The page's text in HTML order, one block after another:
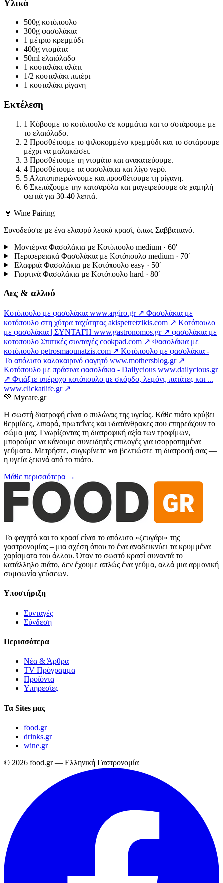
Υλικά
500g κοτόπουλο
300g φασολάκια
1 μέτριο κρεμμύδι
400g ντομάτα
50ml ελαιόλαδο
1 κουταλάκι αλάτι
1/2 κουταλάκι πιπέρι
1 κουταλάκι ρίγανη
Εκτέλεση
1 Κόβουμε το κοτόπουλο σε κομμάτια και το σοτάρουμε με
το ελαιόλαδο.
2 Προσθέτουμε το ψιλοκομμένο κρεμμύδι και το σοτάρουμε
μέχρι να μαλακώσει.
3 Προσθέτουμε τη ντομάτα και ανακατεύουμε.
4 Προσθέτουμε τα φασολάκια και λίγο νερό.
5 Αλατοπιπερώνουμε και προσθέτουμε τη ρίγανη.
6 Σκεπάζουμε την κατσαρόλα και μαγειρεύουμε σε χαμηλή
φωτιά για 30-40 λεπτά.
🍷 Wine Pairing
Συνοδεύστε με ένα ελαφρύ λευκό κρασί, όπως Σαββατιανό.
Μοντέρνα Φασολάκια με Κοτόπουλο medium · 60′
Περιφερειακά Φασολάκια με Κοτόπουλο medium · 70′
Ελαφριά Φασολάκια με Κοτόπουλο easy · 50′
Γιορτινά Φασολάκια με Κοτόπουλο hard · 80′
Δες & αλλού
Κοτόπουλο με φασολάκια www.argiro.gr ↗ Φασολάκια με
κοτόπουλο στη χύτρα ταχύτητας akispetretzikis.com ↗ Κοτόπουλο
με φασολάκια | ΣΥΝΤΑΓΗ www.gastronomos.gr ↗ φασολάκια με
κοτοπουλο Σπιτικές συνταγές cookpad.com ↗ Φασολάκια με
κοτόπουλο petrosmaounatzis.com ↗ Κοτόπουλο με φασολάκια -
Το απόλυτο καλοκαιρινό φαγητό www.mothersblog.gr ↗
Κοτόπουλο με πράσινα φασολάκια - Dailycious www.dailycious.gr
↗ Φτιάξτε υπέροχο κοτόπουλο με σκόρδο, λεμόνι, πατάτες και ...
www.clickatlife.gr ↗
💚 Mycare.gr
Η σωστή διατροφή είναι ο πυλώνας της υγείας. Κάθε πιάτο κρύβει
θερμίδες, λιπαρά, πρωτεΐνες και υδατάνθρακες που επηρεάζουν το
σώμα μας. Γνωρίζοντας τη διατροφική αξία των τροφίμων,
μπορούμε να κάνουμε συνειδητές επιλογές για ισορροπημένα
γεύματα. Μετρήστε, συγκρίνετε και βελτιώστε τη διατροφή σας —
η υγεία ξεκινά από το πιάτο.
Μάθε περισσότερα →
Το φαγητό και το κρασί είναι το απόλυτο «ζευγάρι» της
γαστρονομίας – μια σχέση όπου το ένα αναδεικνύει τα κρυμμένα
χαρίσματα του άλλου. Όταν το σωστό κρασί συναντά το
κατάλληλο πιάτο, δεν έχουμε απλώς ένα γεύμα, αλλά μια αρμονική
συμφωνία γεύσεων.
Υποστήριξη
Συνταγές
Σύνδεση
Περισσότερα
Νέα & Άρθρα
TV Πρόγραμμα
Προϊόντα
Υπηρεσίες
Τα Sites μας
food.gr
drinks.gr
wine.gr
© 2026 food.gr — Ελληνική Γαστρονομία